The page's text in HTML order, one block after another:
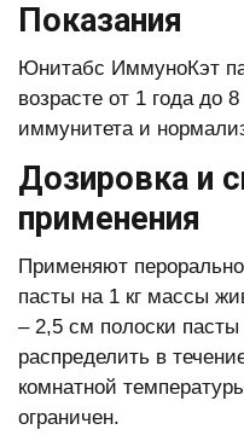
Показания
Юнитабс ИммуноКэт
возрасте от 1 года до
иммунитета и
Дозировка и
применения
Применяют
пасты на 1 кг массы
– 2,5 см полоски
распределить в
комнатной
ограничен.